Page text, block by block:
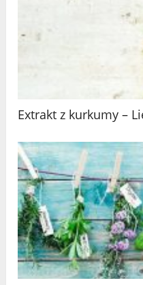
Extrakt z kurkumy –